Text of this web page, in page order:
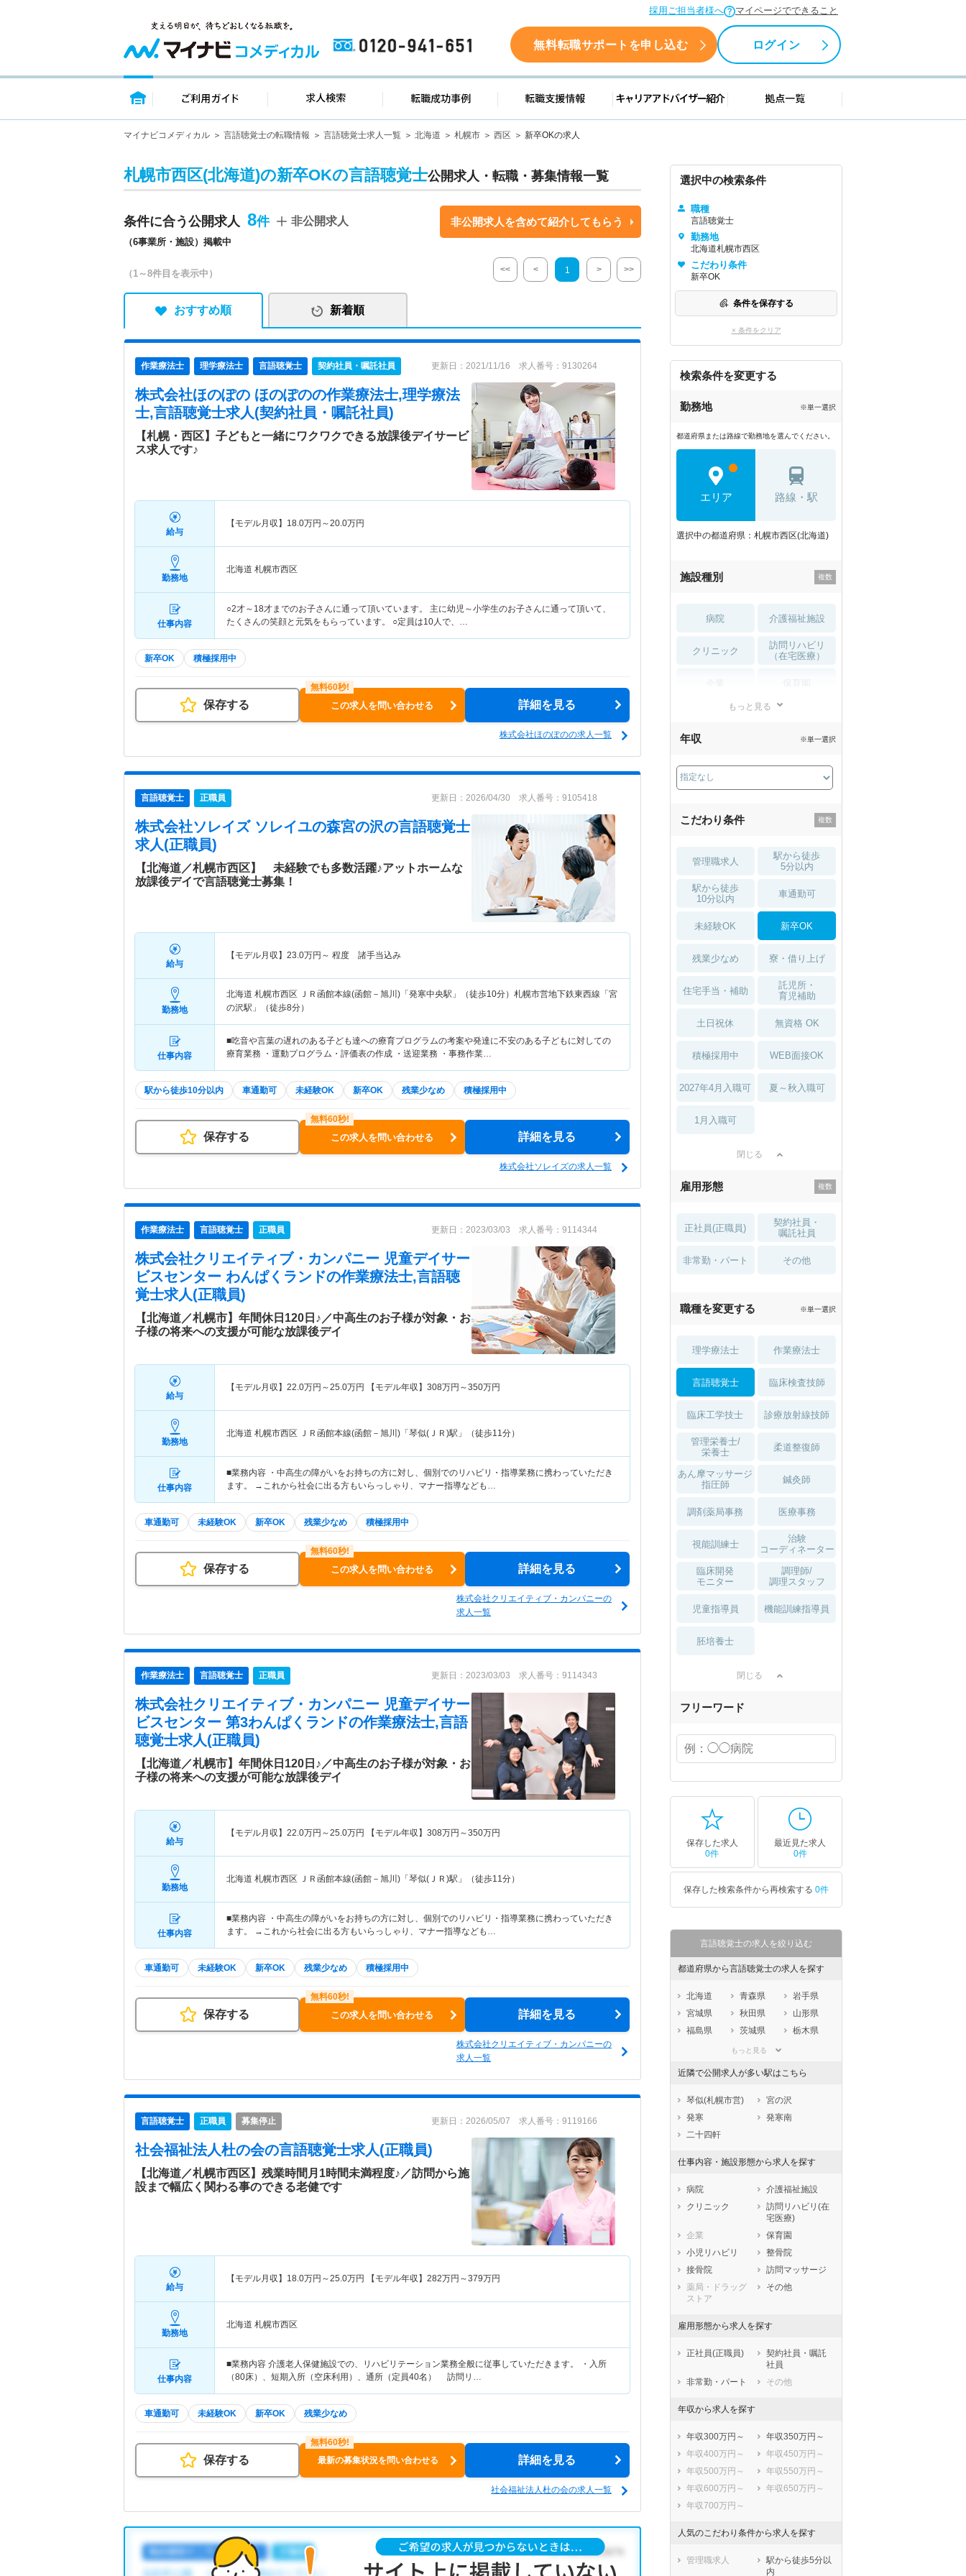
採用ご担当者様へ マイページでできること
0120-941-651 無料転職サポートを申し込む ログイン
トップページ ご利用ガイド 求人検索 転職成功事例 転職支援情報 キャリアアドバイザー紹介 拠点一覧
マイナビコメディカル 言語聴覚士の転職情報 言語聴覚士求人一覧 北海道 札幌市 西区 新卒OKの求人
札幌市西区(北海道)の新卒OKの言語聴覚士公開求人・転職・募集情報一覧
条件に合う公開求人 8
（6事業所・施設）掲載中
非公開求人 非公開求人を含めて紹介してもらう
（1～8件目を表示中） << < 1 > >>
おすすめ順 新着順
作業療法士 理学療法士 言語聴覚士 契約社員・嘱託社員 更新日：2021/11/16 求人番号：9130264
株式会社ほのぽの ほのぽのの作業療法士,理学療法
士,言語聴覚士求人(契約社員・嘱託社員)
【札幌・西区】子どもと一緒にワクワクできる放課後デイサービ
ス求人です♪
給与
【モデル月収】 18.0万円～20.0万円
勤務地
北海道 札幌市西区
仕事内容
○2才～18才までのお子さんに通って頂いています。 主に幼児～小学生のお子さんに通って頂いて、
たくさんの笑顔と元気をもらっています。 ○定員は10人で、…
新卒OK 積極採用中
保存する この求人を問い合わせる 詳細を見る
株式会社ほのぽのの求人一覧
言語聴覚士 正職員 更新日：2026/04/30 求人番号：9105418
株式会社ソレイズ ソレイユの森宮の沢の言語聴覚士
求人(正職員)
【北海道／札幌市西区】 未経験でも多数活躍♪アットホームな
放課後デイで言語聴覚士募集！
給与
【モデル月収】 23.0万円～ 程度 諸手当込み
勤務地
北海道 札幌市西区 ＪＲ函館本線(函館－旭川)「発寒中央駅」（徒歩10分）札幌市営地下鉄東西線「宮
の沢駅」（徒歩8分）
仕事内容
■吃音や言葉の遅れのある子ども達への療育プログラムの考案や発達に不安のある子どもに対しての
療育業務 ・運動プログラム・評価表の作成 ・送迎業務 ・事務作業…
駅から徒歩10分以内 車通勤可 未経験OK 新卒OK 残業少なめ 積極採用中
保存する この求人を問い合わせる 詳細を見る
株式会社ソレイズの求人一覧
作業療法士 言語聴覚士 正職員 更新日：2023/03/03 求人番号：9114344
株式会社クリエイティブ・カンパニー 児童デイサー
ビスセンター わんぱくランドの作業療法士,言語聴
覚士求人(正職員)
【北海道／札幌市】年間休日120日♪／中高生のお子様が対象・お
子様の将来への支援が可能な放課後デイ
給与
【モデル月収】 22.0万円～25.0万円 【モデル年収】 308万円～350万円
勤務地
北海道 札幌市西区 ＪＲ函館本線(函館－旭川)「琴似(ＪＲ)駅」（徒歩11分）
仕事内容
■業務内容 ・中高生の障がいをお持ちの方に対し、個別でのリハビリ・指導業務に携わっていただき
ます。 →これから社会に出る方もいらっしゃり、マナー指導なども…
車通勤可 未経験OK 新卒OK 残業少なめ 積極採用中
保存する この求人を問い合わせる 詳細を見る
株式会社クリエイティブ・カンパニーの
求人一覧
作業療法士 言語聴覚士 正職員 更新日：2023/03/03 求人番号：9114343
株式会社クリエイティブ・カンパニー 児童デイサー
ビスセンター 第3わんぱくランドの作業療法士,言語
聴覚士求人(正職員)
【北海道／札幌市】年間休日120日♪／中高生のお子様が対象・お
子様の将来への支援が可能な放課後デイ
給与
【モデル月収】 22.0万円～25.0万円 【モデル年収】 308万円～350万円
勤務地
北海道 札幌市西区 ＪＲ函館本線(函館－旭川)「琴似(ＪＲ)駅」（徒歩11分）
仕事内容
■業務内容 ・中高生の障がいをお持ちの方に対し、個別でのリハビリ・指導業務に携わっていただき
ます。 →これから社会に出る方もいらっしゃり、マナー指導なども…
車通勤可 未経験OK 新卒OK 残業少なめ 積極採用中
保存する この求人を問い合わせる 詳細を見る
株式会社クリエイティブ・カンパニーの
求人一覧
言語聴覚士 正職員 募集停止 更新日：2026/05/07 求人番号：9119166
社会福祉法人杜の会の言語聴覚士求人(正職員)
【北海道／札幌市西区】残業時間月1時間未満程度♪／訪問から施
設まで幅広く関わる事のできる老健です
給与
【モデル月収】 18.0万円～25.0万円 【モデル年収】 282万円～379万円
勤務地
北海道 札幌市西区
仕事内容
■業務内容 介護老人保健施設での、リハビリテーション業務全般に従事していただきます。 ・入所
（80床）、短期入所（空床利用）、通所（定員40名） 訪問リ…
車通勤可 未経験OK 新卒OK 残業少なめ
保存する 最新の募集状況を問い合わせる 詳細を見る
社会福祉法人杜の会の求人一覧
選択中の検索条件
職種
言語聴覚士
勤務地
北海道札幌市西区
こだわり条件
新卒OK
条件を保存する
× 条件をクリア
検索条件を変更する
勤務地 ※単一選択
都道府県または路線で勤務地を選んでください。
エリア 路線・駅
選択中の都道府県：札幌市西区(北海道)
施設種別
病院 介護福祉施設
クリニック
訪問リハビリ
（在宅医療）
薬局・
もっと見る
年収 ※単一選択
こだわり条件
管理職求人
駅から徒歩
5分以内
駅から徒歩
10分以内
車通勤可
未経験OK 新卒OK
残業少なめ 寮・借り上げ
住宅手当・補助
託児所・
育児補助
土日祝休 無資格 OK
積極採用中 WEB面接OK
2027年4月入職可 夏～秋入職可
1月入職可
閉じる
雇用形態
正社員(正職員)
契約社員・
嘱託社員
非常勤・パート その他
職種を変更する ※単一選択
理学療法士 作業療法士
言語聴覚士 臨床検査技師
臨床工学技士 診療放射線技師
管理栄養士/
栄養士
柔道整復師
あん摩マッサージ
指圧師
鍼灸師
調剤薬局事務 医療事務
視能訓練士
治験
コーディネーター
臨床開発
モニター
調理師/
調理スタッフ
児童指導員 機能訓練指導員
胚培養士
閉じる
フリーワード
保存した求人
0件
最近見た求人
0件
保存した検索条件から再検索する 0件
言語聴覚士の求人を絞り込む
都道府県から言語聴覚士の求人を探す
北海道 青森県
岩手県
宮城県
秋田県
山形県
福島県
茨城県
栃木県
埼玉県
石川県
福井県
静岡県
愛知県
滋賀県
鳥取県
島根県
岡山県
広島県
山口県
徳島県
香川県
愛媛県
高知県
長崎県
熊本県
大分県
鹿児島県
沖縄県
もっと見る
近隣で公開求人が多い駅はこちら
琴似(札幌市営)
宮の沢
発寒
発寒南
二十四軒
仕事内容・施設形態から求人を探す
病院
介護福祉施設
クリニック
訪問リハビリ(在
宅医療)
企業
保育園
小児リハビリ
整骨院
接骨院
訪問マッサージ
薬局・ドラッグ
ストア
その他
雇用形態から求人を探す
正社員(正職員)
契約社員・嘱託
社員
非常勤・パート
その他
年収から求人を探す
年収300万円～
年収350万円～
年収400万円～
年収450万円～
年収500万円～
年収550万円～
年収600万円～
年収650万円～
年収700万円～
人気のこだわり条件から求人を探す
管理職求人
駅から徒歩5分以
内